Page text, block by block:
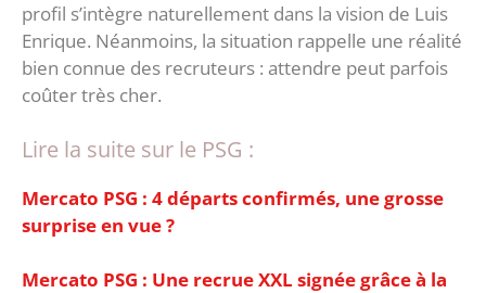
profil s’intègre naturellement dans la vision de Luis
Enrique. ‎Néanmoins, la situation rappelle une réalité
bien connue des recruteurs : attendre peut parfois
coûter très cher.
Lire la suite sur le PSG :
Mercato PSG : 4 départs confirmés, une grosse
surprise en vue ?
Mercato PSG : Une recrue XXL signée grâce à la